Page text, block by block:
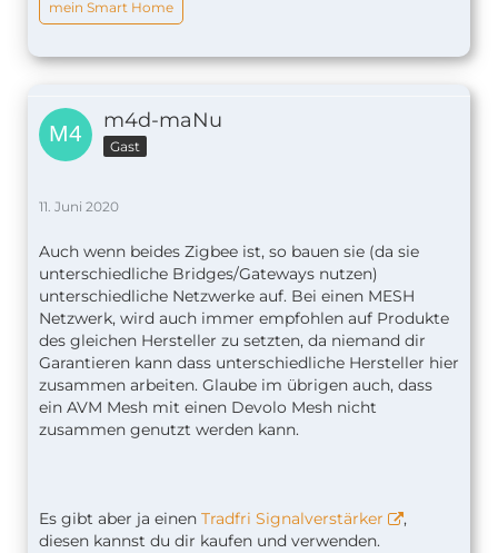
mein Smart Home
m4d-maNu
Gast
11. Juni 2020
Auch wenn beides Zigbee ist, so bauen sie (da sie
unterschiedliche Bridges/Gateways nutzen)
unterschiedliche Netzwerke auf. Bei einen MESH
Netzwerk, wird auch immer empfohlen auf Produkte
des gleichen Hersteller zu setzten, da niemand dir
Garantieren kann dass unterschiedliche Hersteller hier
zusammen arbeiten. Glaube im übrigen auch, dass
ein AVM Mesh mit einen Devolo Mesh nicht
zusammen genutzt werden kann.
Es gibt aber ja einen Tradfri Signalverstärker
,
diesen kannst du dir kaufen und verwenden.